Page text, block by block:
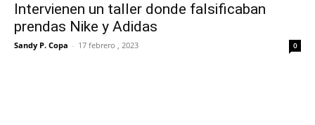
Intervienen un taller donde falsificaban
prendas Nike y Adidas
Sandy P. Copa - 17 febrero , 2023 0